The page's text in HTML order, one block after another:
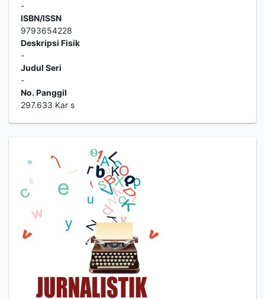
-
ISBN/ISSN
9793654228
Deskripsi Fisik
-
Judul Seri
-
No. Panggil
297.633 Kar s